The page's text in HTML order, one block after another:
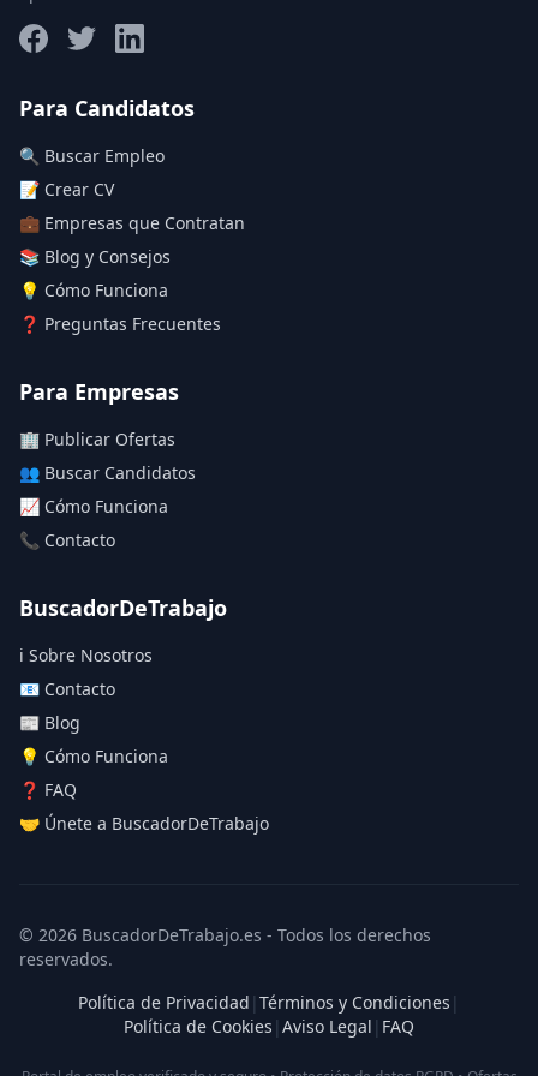
Deja vacío para "sin límite"
Aplicar filtros
Para Candidatos
🔍 Buscar Empleo
📝 Crear CV
💼 Empresas que Contratan
📚 Blog y Consejos
💡 Cómo Funciona
❓ Preguntas Frecuentes
Para Empresas
🏢 Publicar Ofertas
👥 Buscar Candidatos
📈 Cómo Funciona
📞 Contacto
BuscadorDeTrabajo
ℹ️ Sobre Nosotros
📧 Contacto
📰 Blog
💡 Cómo Funciona
❓ FAQ
🤝 Únete a BuscadorDeTrabajo
© 2026 BuscadorDeTrabajo.es - Todos los derechos
reservados.
Política de Privacidad | Términos y Condiciones |
Política de Cookies | Aviso Legal | FAQ